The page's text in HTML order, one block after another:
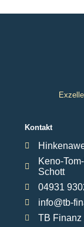
Kontakt
Keno-
Schott
04931
info@tb-
TB Finanz